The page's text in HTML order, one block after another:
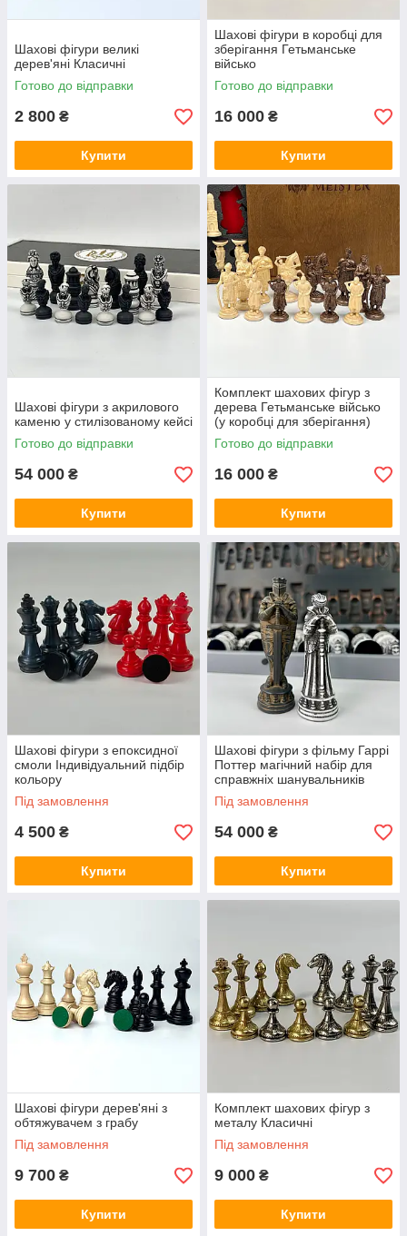
Шахові фігури великі
дерев'яні Класичні
Готово до відправки
2 800 ₴
Купити
Шахові фігури в коробці для
зберігання Гетьманське
військо
Готово до відправки
16 000 ₴
Купити
Шахові фігури з акрилового
каменю у стилізованому кейсі
Готово до відправки
54 000 ₴
Купити
Комплект шахових фігур з
дерева Гетьманське військо
(у коробці для зберігання)
Готово до відправки
16 000 ₴
Купити
Шахові фігури з епоксидної
смоли Індивідуальний підбір
кольору
Під замовлення
4 500 ₴
Купити
Шахові фігури з фільму Гаррі
Поттер магічний набір для
справжніх шанувальників
Під замовлення
54 000 ₴
Купити
Шахові фігури дерев'яні з
обтяжувачем з грабу
Під замовлення
9 700 ₴
Купити
Комплект шахових фігур з
металу Класичні
Під замовлення
9 000 ₴
Купити